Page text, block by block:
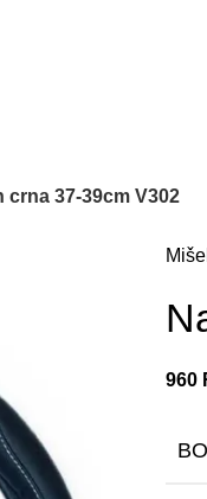
crna 37-39cm V302
Mišel
960